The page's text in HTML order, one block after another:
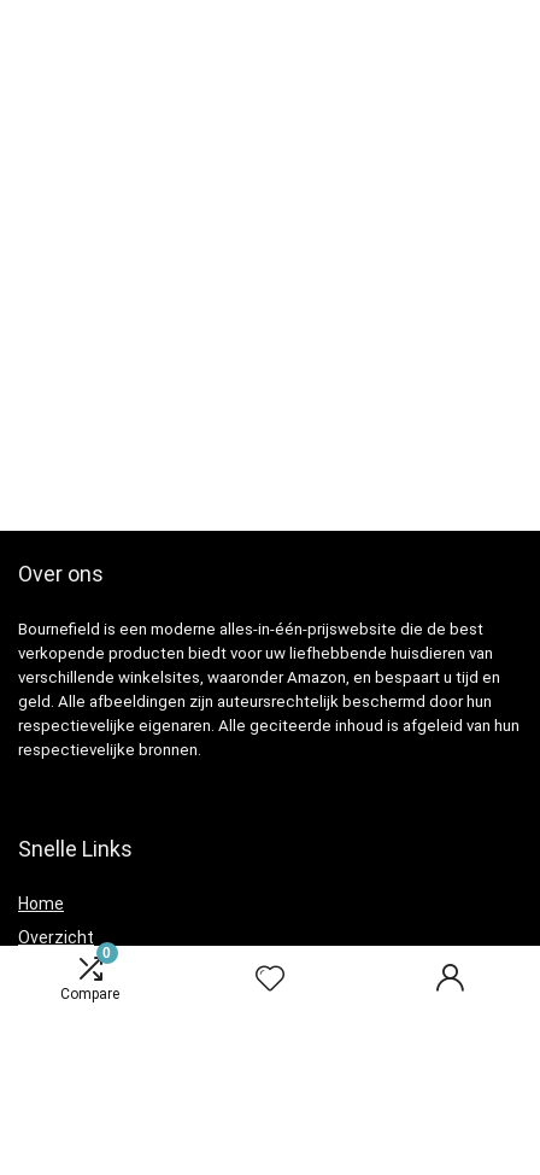
0
Compare
Over ons
Bournefield is een moderne alles-in-één-prijswebsite die de best
verkopende producten biedt voor uw liefhebbende huisdieren van
verschillende winkelsites, waaronder Amazon, en bespaart u tijd en
geld. Alle afbeeldingen zijn auteursrechtelijk beschermd door hun
respectievelijke eigenaren. Alle geciteerde inhoud is afgeleid van hun
respectievelijke bronnen.
Snelle Links
Home
Overzicht